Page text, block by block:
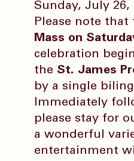
Sunday, July 26,
Please note
Mass on
celebration
the St. James
by a single
Immediately
please stay for
a wonderful
entertainment